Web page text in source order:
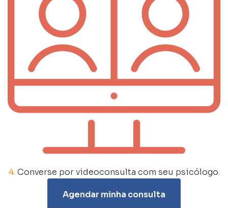
4. Converse por videoconsulta com seu psicólogo.
Agendar minha consulta